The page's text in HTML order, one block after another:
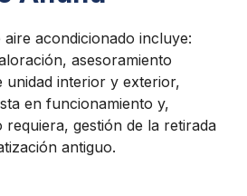
aire acondicionado incluye:
asesoramiento
unidad interior y exterior,
en funcionamiento y,
gestión de la retirada
antiguo.